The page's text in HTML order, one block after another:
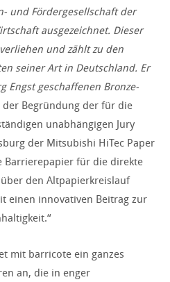
und Fördergesellschaft der
ausgezeichnet. Dieser
und zählt zu den
seiner Art in Deutschland. Er
Engst geschaffenen Bronze-
der Begründung der für die
unabhängigen Jury
der Mitsubishi HiTec Paper
Barrierepapier für die direkte
den Altpapierkreislauf
einen innovativen Beitrag zur
mit barricote ein ganzes
an, die in enger